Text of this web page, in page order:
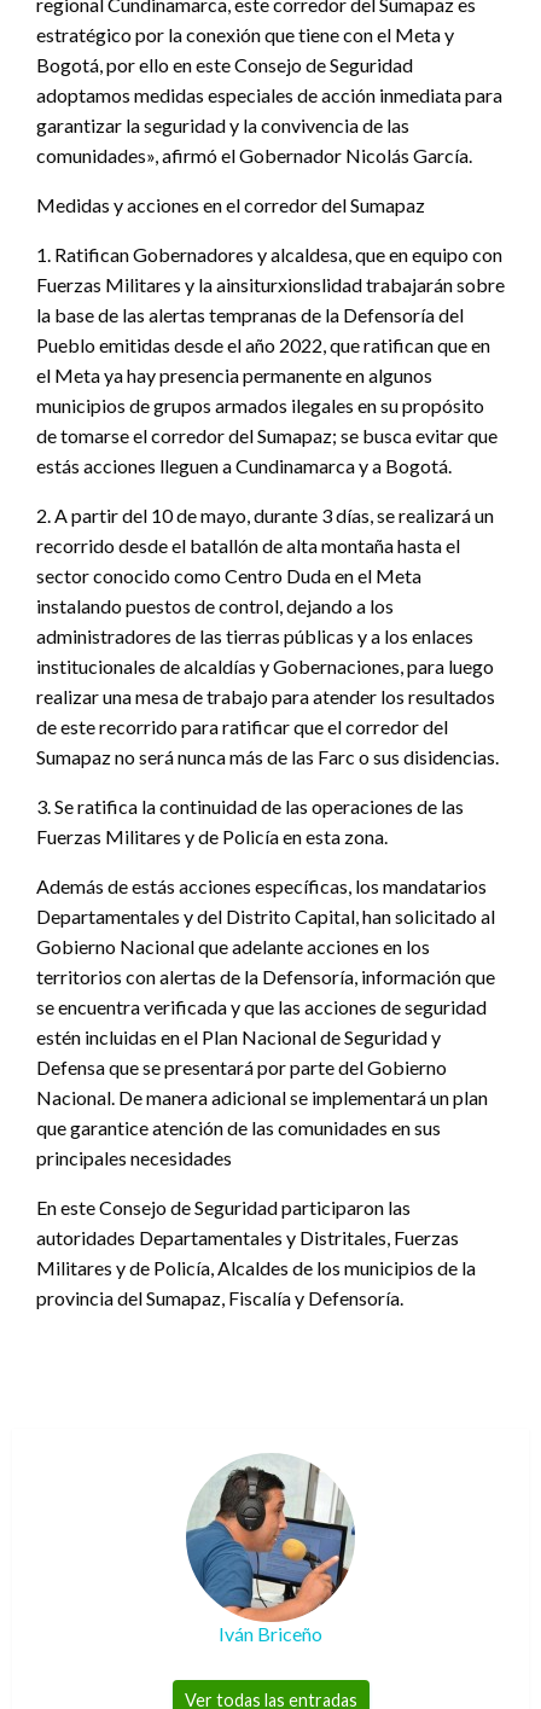
estratégico por la conexión que tiene con el Meta y
Bogotá, por ello en este Consejo de Seguridad
adoptamos medidas especiales de acción inmediata para
garantizar la seguridad y la convivencia de las
comunidades», afirmó el Gobernador Nicolás García.
Medidas y acciones en el corredor del Sumapaz
1. Ratifican Gobernadores y alcaldesa, que en equipo con
Fuerzas Militares y la ainsiturxionslidad trabajarán sobre
la base de las alertas tempranas de la Defensoría del
Pueblo emitidas desde el año 2022, que ratifican que en
el Meta ya hay presencia permanente en algunos
municipios de grupos armados ilegales en su propósito
de tomarse el corredor del Sumapaz; se busca evitar que
estás acciones lleguen a Cundinamarca y a Bogotá.
2. A partir del 10 de mayo, durante 3 días, se realizará un
recorrido desde el batallón de alta montaña hasta el
sector conocido como Centro Duda en el Meta
instalando puestos de control, dejando a los
administradores de las tierras públicas y a los enlaces
institucionales de alcaldías y Gobernaciones, para luego
realizar una mesa de trabajo para atender los resultados
de este recorrido para ratificar que el corredor del
Sumapaz no será nunca más de las Farc o sus disidencias.
3. Se ratifica la continuidad de las operaciones de las
Fuerzas Militares y de Policía en esta zona.
Además de estás acciones específicas, los mandatarios
Departamentales y del Distrito Capital, han solicitado al
Gobierno Nacional que adelante acciones en los
territorios con alertas de la Defensoría, información que
se encuentra verificada y que las acciones de seguridad
estén incluidas en el Plan Nacional de Seguridad y
Defensa que se presentará por parte del Gobierno
Nacional. De manera adicional se implementará un plan
que garantice atención de las comunidades en sus
principales necesidades
En este Consejo de Seguridad participaron las
autoridades Departamentales y Distritales, Fuerzas
Militares y de Policía, Alcaldes de los municipios de la
provincia del Sumapaz, Fiscalía y Defensoría.
Iván Briceño
Ver todas las entradas